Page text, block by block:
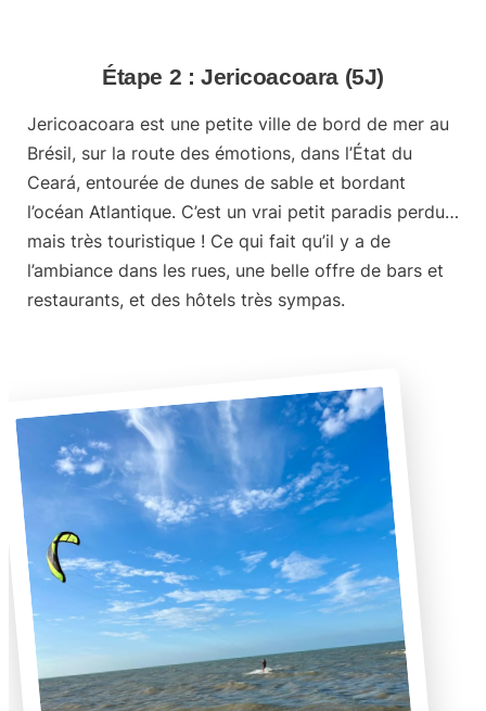
Étape 2 : Jericoacoara (5J)
Jericoacoara est une petite ville de bord de mer au
Brésil, sur la route des émotions, dans l’État du
Ceará, entourée de dunes de sable et bordant
l’océan Atlantique. C’est un vrai petit paradis perdu…
mais très touristique ! Ce qui fait qu’il y a de
l’ambiance dans les rues, une belle offre de bars et
restaurants, et des hôtels très sympas.